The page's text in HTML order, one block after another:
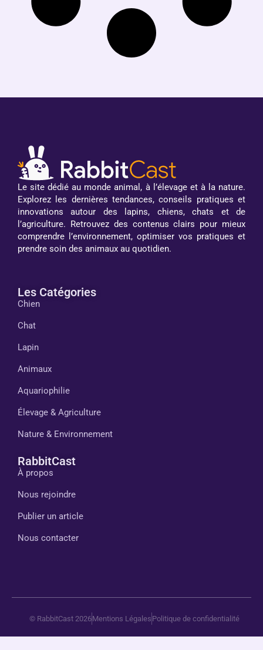
Le site dédié au monde animal, à l’élevage et à la nature.
Explorez les dernières tendances, conseils pratiques et
innovations autour des lapins, chiens, chats et de
l’agriculture. Retrouvez des contenus clairs pour mieux
comprendre l’environnement, optimiser vos pratiques et
prendre soin des animaux au quotidien.
Les Catégories
Chien
Chat
Lapin
Animaux
Aquariophilie
Élevage & Agriculture
Nature & Environnement
RabbitCast
À propos
Nous rejoindre
Publier un article
Nous contacter
© RabbitCast 2026Mentions Légales Politique de confidentialité